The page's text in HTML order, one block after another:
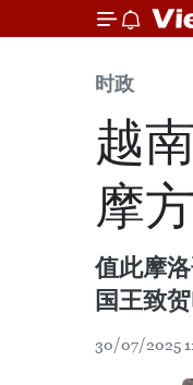
时政
越
摩
值此摩
国王致贺
30/07/2025